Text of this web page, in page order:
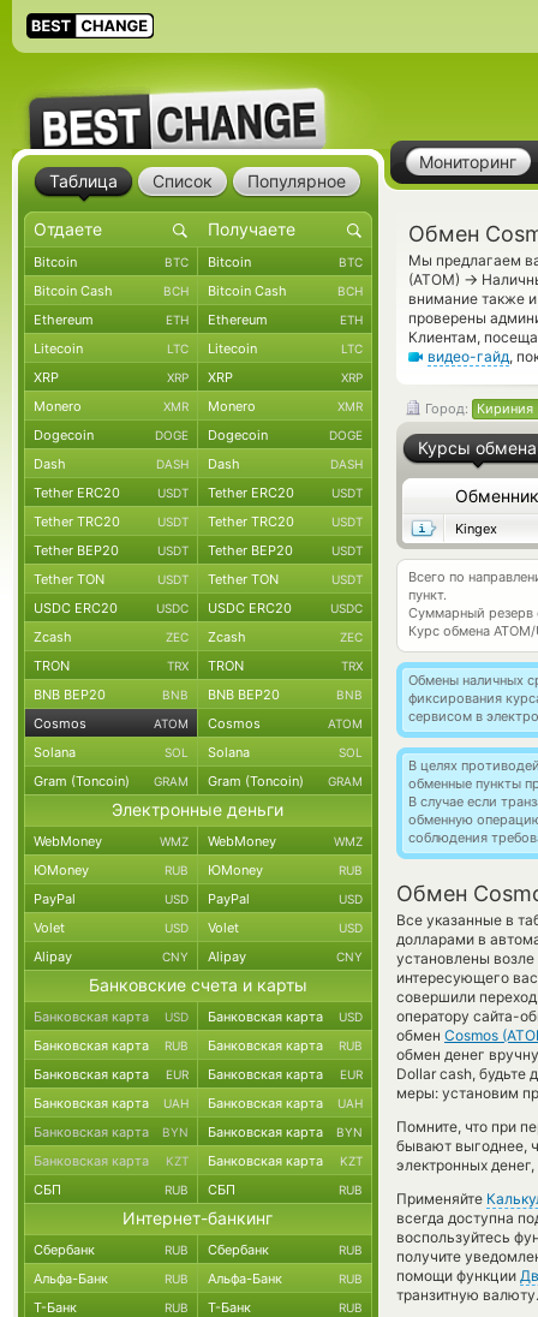
Мониторинг
Обмен
Мы предлагаем
(ATOM) →
внимание также
проверены
Клиентам,
видео-гайд,
Город: Кириния
Курсы обмена
Обменник
Kingex
Всего по
пункт.
Суммарный резерв
Курс обмена
Обмены наличных
фиксирования
сервисом в
В целях
обменные пункты
В случае если
обменную
соблюдения
Обмен
Все указанные в
долларами в
установлены
интересующего
совершили
оператору сайта-
обмен Cosmos
обмен денег
Dollar cash,
меры: установим
Помните, что при
бывают выгоднее,
электронных
Применяйте
всегда доступна
воспользуйтесь
получите
помощи функции
транзитную валюту.
Таблица Список Популярное
Bitcoin BTC Bitcoin BTC
Bitcoin Cash BCH Bitcoin Cash BCH
Ethereum ETH Ethereum ETH
Litecoin LTC Litecoin LTC
XRP XRP XRP XRP
Monero XMR Monero XMR
Dogecoin DOGE Dogecoin DOGE
Dash DASH Dash DASH
Tether ERC20 USDT Tether ERC20 USDT
Tether TRC20 USDT Tether TRC20 USDT
Tether BEP20 USDT Tether BEP20 USDT
Tether TON USDT Tether TON USDT
USDC ERC20 USDC USDC ERC20 USDC
Zcash ZEC Zcash ZEC
TRON TRX TRON TRX
BNB BEP20 BNB BNB BEP20 BNB
Cosmos ATOM Cosmos ATOM
Solana SOL Solana SOL
Gram (Toncoin) GRAM Gram (Toncoin) GRAM
Электронные деньги
WebMoney WMZ WebMoney WMZ
ЮMoney RUB ЮMoney RUB
PayPal USD PayPal USD
Volet USD Volet USD
Alipay CNY Alipay CNY
Банковские счета и карты
Банковская карта USD Банковская карта USD
Банковская карта RUB Банковская карта RUB
Банковская карта EUR Банковская карта EUR
Банковская карта UAH Банковская карта UAH
Банковская карта BYN Банковская карта BYN
Банковская карта KZT Банковская карта KZT
СБП RUB СБП RUB
Интернет-банкинг
Сбербанк RUB Сбербанк RUB
Альфа-Банк RUB Альфа-Банк RUB
Т-Банк RUB Т-Банк RUB